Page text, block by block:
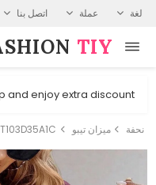
لغة عملة اتصل بنا
TIY
and enjoy extra discount
نحفة ميزان تيبو T103D35A1C